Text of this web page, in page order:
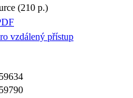
(210 p.)
vzdálený přístup